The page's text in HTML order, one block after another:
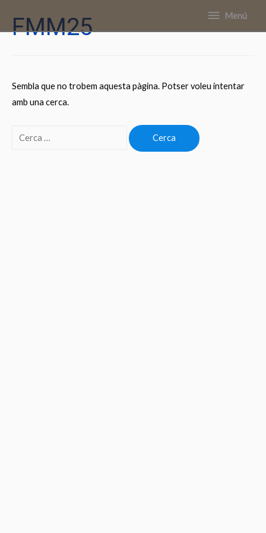
Menú
Menú
FMM25
Sembla que no trobem aquesta pàgina. Potser voleu intentar
amb una cerca.
Cerca: